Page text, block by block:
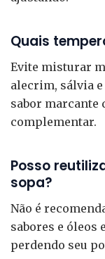
Quais
Evite misturar
alecrim, sálvia
sabor marcante
complementar.
Posso
sopa?
Não é
sabores e óleos
perdendo seu